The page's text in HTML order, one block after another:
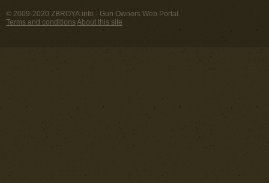
© 2009-2020 ZBROYA.info - Gun Owners Web Portal.
Terms and conditionsAbout this site